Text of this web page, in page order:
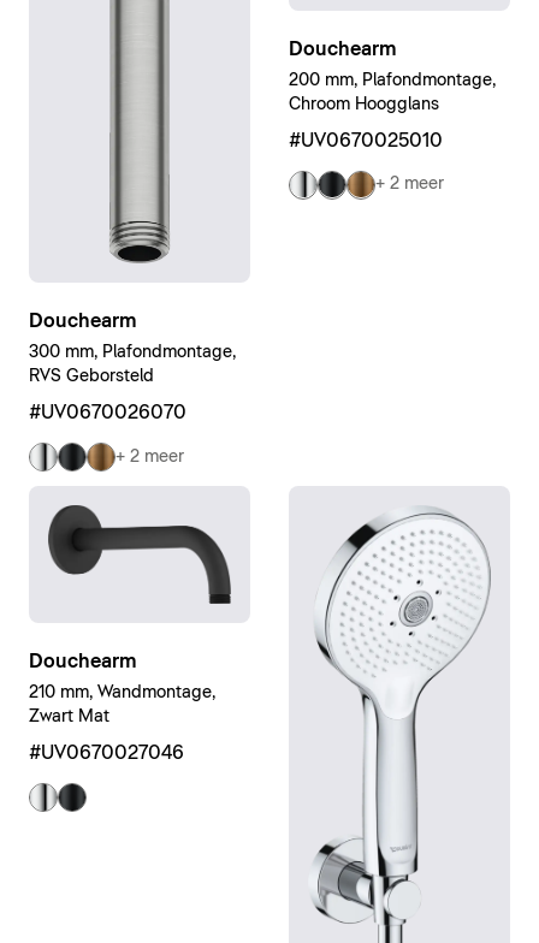
Douchearm
300 mm, Plafondmontage,
RVS Geborsteld
#UV0670026070
+ 2 meer
Douchearm
200 mm, Plafondmontage,
Chroom Hoogglans
#UV0670025010
+ 2 meer
Douchearm
210 mm, Wandmontage,
Zwart Mat
#UV0670027046